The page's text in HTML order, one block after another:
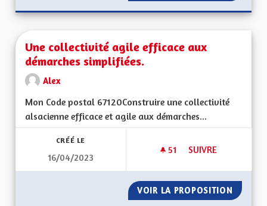
Une collectivité agile efficace aux
démarches simplifiées.
Alex
Mon Code postal 67120Construire une collectivité
alsacienne efficace et agile aux démarches...
CRÉÉ LE
16/04/2023
51 51 ABONNÉS
SUIVRE
VOIR LA PROPOSITION UNE